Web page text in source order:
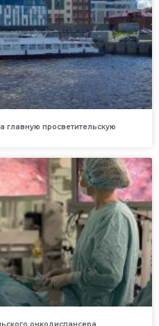
просветительскую